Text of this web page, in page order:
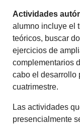
Actividades
alumno incluye el
teóricos, buscar
ejercicios de
complementarios
cabo el desarrollo
cuatrimestre.
Las actividades
presencialmente